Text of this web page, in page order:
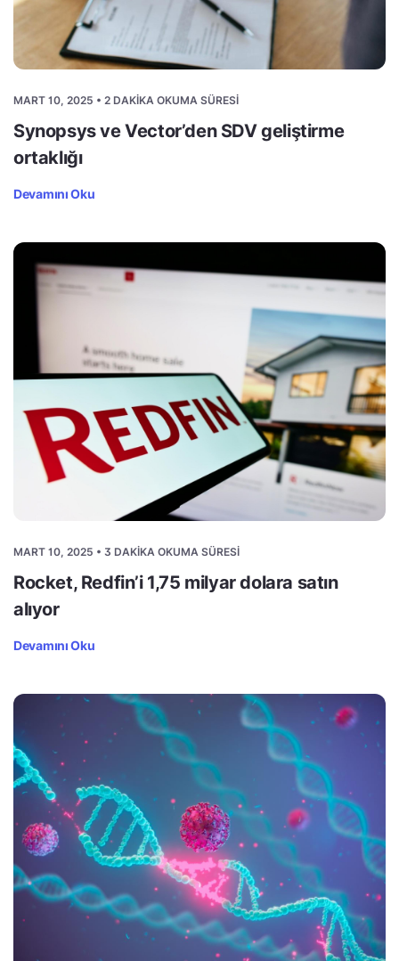
MART 10, 2025 • 2 DAKIKA OKUMA SÜRESI
Synopsys ve Vector’den SDV geliştirme
ortaklığı
Devamını Oku
MART 10, 2025 • 3 DAKIKA OKUMA SÜRESI
Rocket, Redfin’i 1,75 milyar dolara satın
alıyor
Devamını Oku